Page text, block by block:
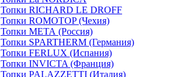
Топки RICHARD LE DROFF
Топки ROMOTOP (Чехия)
Топки МЕТА (Россия)
Топки SPARTHERM (Германия)
Топки FERLUX (Испания)
Топки INVICTA (Франция)
Топки PALAZZETTI (Италия)